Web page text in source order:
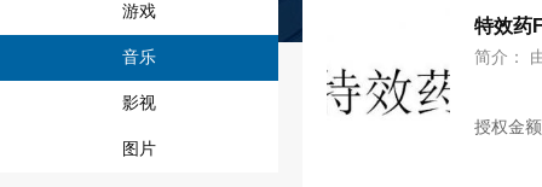
游戏
音乐
影视
图片
特效药
简介：
授权金